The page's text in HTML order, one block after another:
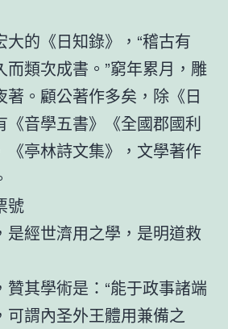
大的《日知錄》，“稽古有
類次成書。”窮年累月，雕
著。顧公著作多矣，除《日
《音學五書》《全國郡國利
《亭林詩文集》，文學著作
號
是經世濟用之學，是明道救
贊其學術是：“能于政事諸端
可謂內圣外王體用兼備之